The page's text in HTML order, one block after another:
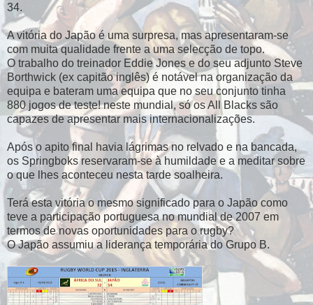
34.
A vitória do Japão é uma surpresa, mas apresentaram-se
com muita qualidade frente a uma selecção de topo.
O trabalho do treinador Eddie Jones e do seu adjunto Steve
Borthwick (ex capitão inglês) é notável na organização da
equipa e bateram uma equipa que no seu conjunto tinha
880 jogos de teste! neste mundial, só os All Blacks são
capazes de apresentar mais internacionalizações.
Após o apito final havia lágrimas no relvado e na bancada,
os Springboks reservaram-se à humildade e a meditar sobre
o que lhes aconteceu nesta tarde soalheira.
Terá esta vitória o mesmo significado para o Japão como
teve a participação portuguesa no mundial de 2007 em
termos de novas oportunidades para o rugby?
O Japão assumiu a liderança temporária do Grupo B.